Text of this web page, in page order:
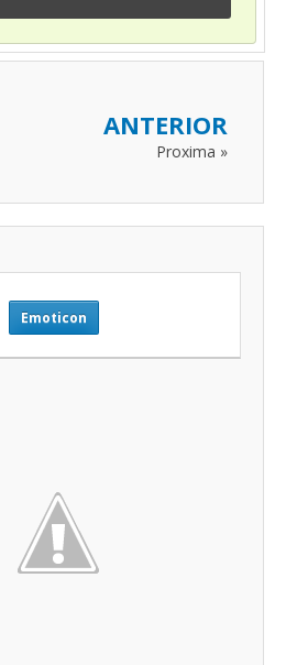
ANTERIOR
Proxima »
Emoticon